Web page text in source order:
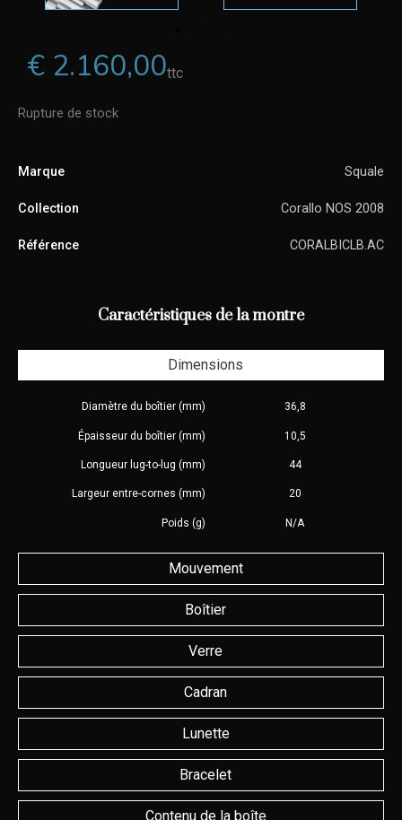
€ 2.160,00ttc
Rupture de stock
Marque Squale
Collection Corallo NOS 2008
Référence CORALBICLB.AC
Caractéristiques de la montre
Dimensions
Mouvement
Boîtier
Verre
Cadran
Lunette
Bracelet
Contenu de la boîte
Diamètre du boîtier (mm) 36,8
Épaisseur du boîtier (mm) 10,5
Longueur lug-to-lug (mm) 44
Largeur entre-cornes (mm) 20
Poids (g) N/A